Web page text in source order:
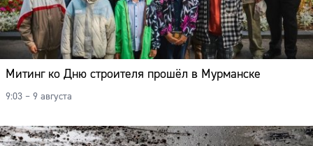
Митинг ко Дню строителя прошёл в Мурманске
9:03 – 9 августа